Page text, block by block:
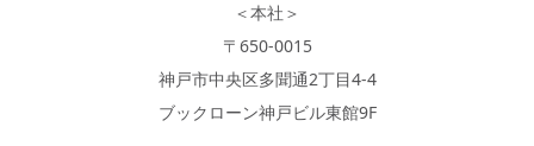
＜本社＞
〒650-0015
神戸市中央区多聞通2丁目4-4
ブックローン神戸ビル東館9F